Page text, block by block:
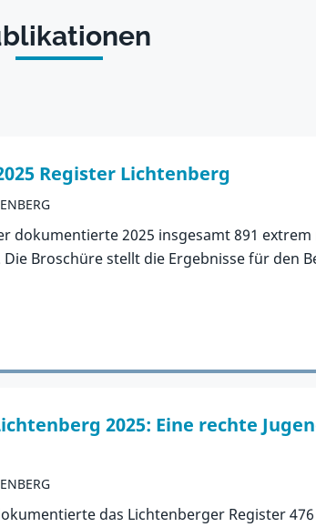
Register Lichtenberg
dokumentierte 2025 insgesamt 891
Broschüre stellt die Ergebnisse für den
2025: Eine rechte
das Lichtenberger Register